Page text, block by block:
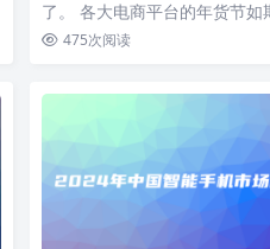
了。 各大电商平台的年货节如
捂紧自己的…
475次阅读